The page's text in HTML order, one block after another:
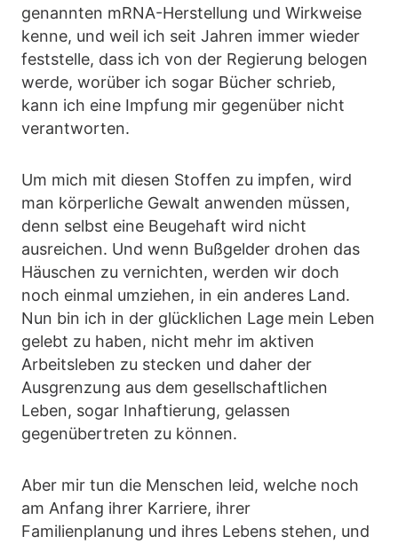
genannten mRNA-Herstellung und Wirkweise
kenne, und weil ich seit Jahren immer wieder
feststelle, dass ich von der Regierung belogen
werde, worüber ich sogar Bücher schrieb,
kann ich eine Impfung mir gegenüber nicht
verantworten.
Um mich mit diesen Stoffen zu impfen, wird
man körperliche Gewalt anwenden müssen,
denn selbst eine Beugehaft wird nicht
ausreichen. Und wenn Bußgelder drohen das
Häuschen zu vernichten, werden wir doch
noch einmal umziehen, in ein anderes Land.
Nun bin ich in der glücklichen Lage mein Leben
gelebt zu haben, nicht mehr im aktiven
Arbeitsleben zu stecken und daher der
Ausgrenzung aus dem gesellschaftlichen
Leben, sogar Inhaftierung, gelassen
gegenübertreten zu können.
Aber mir tun die Menschen leid, welche noch
am Anfang ihrer Karriere, ihrer
Familienplanung und ihres Lebens stehen, und